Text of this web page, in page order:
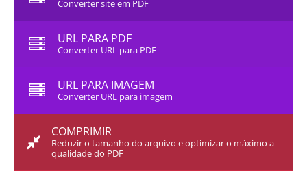
Converter site em PDF
URL PARA PDF
Converter URL para PDF
URL PARA IMAGEM
Converter URL para imagem
COMPRIMIR
Reduzir o tamanho do arquivo e optimizar o máximo a
qualidade do PDF